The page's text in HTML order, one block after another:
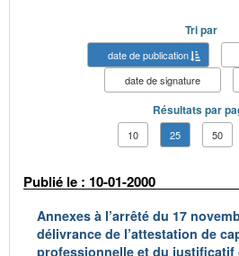
Tri par
date de publication
date de signature
Résultats par
10 25 50
Publié le : 10-01-2000
Annexes à l’arrêté du 17
délivrance de l’attestation de
professionnelle et du justificatif